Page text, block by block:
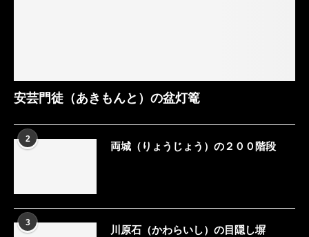
安芸門徒（あきもんと）の盆灯篭
2 両城（りょうじょう）の２００階段
3 川原石（かわらいし）の目隠し塀